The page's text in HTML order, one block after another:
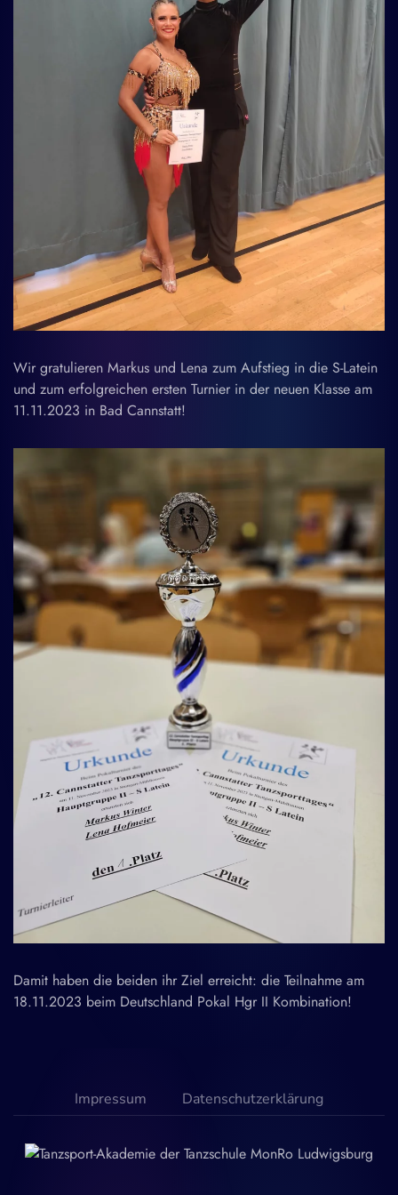
Wir gratulieren Markus und Lena zum Aufstieg in die S-Latein
und zum erfolgreichen ersten Turnier in der neuen Klasse am
11.11.2023 in Bad Cannstatt!
Damit haben die beiden ihr Ziel erreicht: die Teilnahme am
18.11.2023 beim Deutschland Pokal Hgr II Kombination!
Impressum Datenschutzerklärung